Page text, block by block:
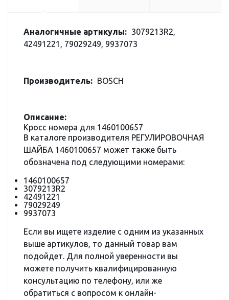
Аналогичные артикулы: 3079213R2,
42491221, 79029249, 9937073
Производитель: BOSCH
Описание:
Кросс номера для 1460100657
В каталоге производителя РЕГУЛИРОВОЧНАЯ
ШАЙБА 1460100657 может также быть
обозначена под следующими номерами:
1460100657
3079213R2
42491221
79029249
9937073
Если вы ищете изделие с одним из указанных
выше артикулов, то данный товар вам
подойдет. Для полной уверенности вы
можете получить квалифицированную
консультацию по телефону, или же
обратиться с вопросом к онлайн-